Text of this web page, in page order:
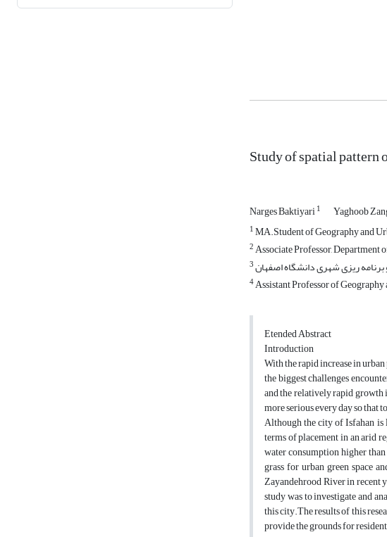
Study of spatial
Narges Baktiyari1 Yaghoob
1MA.Student of Geography and
2Associate Professor,
3برنامه ریزی شهری دانشگاه اصفهان
4Assistant Professor of
Etended Abstract
Introduction
With the rapid increase in
the biggest challenges
and the relatively rapid growth
more serious every day so that
Although the city of Isfahan is
terms of placement in an arid
water consumption higher
grass for urban green space
Zayandehrood River in recent
study was to investigate and
this city.The results of this
provide the grounds for